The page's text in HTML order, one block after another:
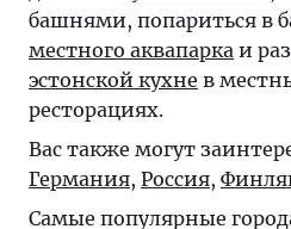
башнями, попариться в
местного аквапарка и
эстонской кухне в
ресторациях.
Вас также могут
Германия, Россия,
Самые популярные